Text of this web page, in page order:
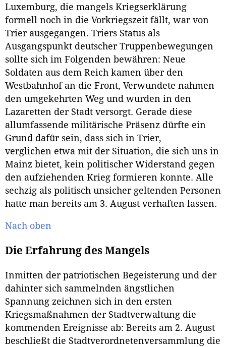
Luxemburg, die mangels Kriegserklärung
formell noch in die Vorkriegszeit fällt, war von
Trier ausgegangen. Triers Status als
Ausgangspunkt deutscher Truppenbewegungen
sollte sich im Folgenden bewähren: Neue
Soldaten aus dem Reich kamen über den
Westbahnhof an die Front, Verwundete nahmen
den umgekehrten Weg und wurden in den
Lazaretten der Stadt versorgt. Gerade diese
allumfassende militärische Präsenz dürfte ein
Grund dafür sein, dass sich in Trier,
verglichen etwa mit der Situation, die sich uns in
Mainz bietet, kein politischer Widerstand gegen
den aufziehenden Krieg formieren konnte. Alle
sechzig als politisch unsicher geltenden Personen
hatte man bereits am 3. August verhaften lassen.
Nach oben
Die Erfahrung des Mangels
Inmitten der patriotischen Begeisterung und der
dahinter sich sammelnden ängstlichen
Spannung zeichnen sich in den ersten
Kriegsmaßnahmen der Stadtverwaltung die
kommenden Ereignisse ab: Bereits am 2. August
beschließt die Stadtverordnetenversammlung die